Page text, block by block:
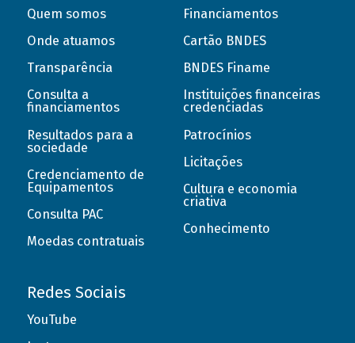
Quem somos
Onde atuamos
Transparência
Consulta a
financiamentos
Resultados para a
sociedade
Credenciamento de
Equipamentos
Consulta PAC
Moedas contratuais
Financiamentos
Cartão BNDES
BNDES Finame
Instituições financeiras
credenciadas
Patrocínios
Licitações
Cultura e economia
criativa
Conhecimento
Redes Sociais
YouTube